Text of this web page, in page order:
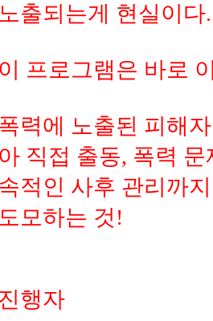
노출되는게 현실이다.
이 프로그램은 바로
폭력에 노출된 피해
아 직접 출동, 폭력
속적인 사후 관리까
도모하는 것!
진행자